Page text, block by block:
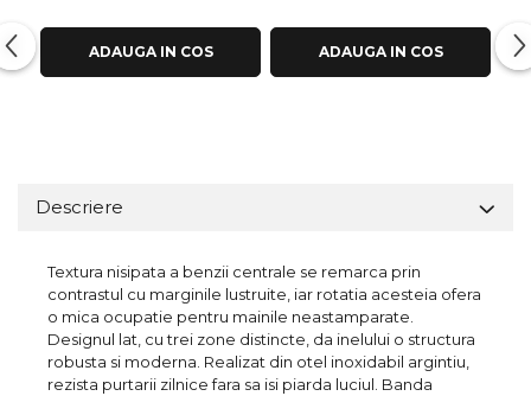
ADAUGA IN COS ADAUGA IN COS
Descriere
Textura nisipata a benzii centrale se remarca prin
contrastul cu marginile lustruite, iar rotatia acesteia ofera
o mica ocupatie pentru mainile neastamparate.
Designul lat, cu trei zone distincte, da inelului o structura
robusta si moderna. Realizat din otel inoxidabil argintiu,
rezista purtarii zilnice fara sa isi piarda luciul. Banda